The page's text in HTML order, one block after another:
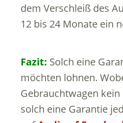
dem Verschleiß des
12 bis 24 Monate ein
Fazit: Solch eine
möchten lohnen.
Gebrauchtwagen
solch eine Garantie